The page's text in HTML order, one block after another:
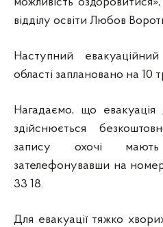
відділу освіти Любов
Наступний
області заплановано на 10
Нагадаємо, що евакуація
здійснюється
запису охочі
зателефонувавши на номер
33 18.
Для евакуації тяжко